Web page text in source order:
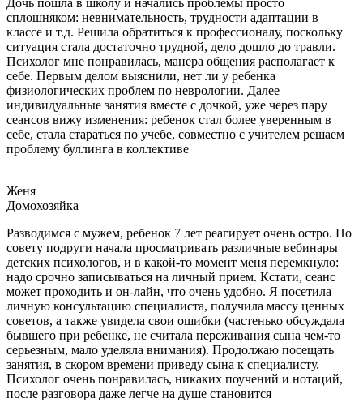
Дочь пошла в школу и начались проблемы просто
сплошняком: невнимательность, трудности адаптации в
классе и т.д. Решила обратиться к профессионалу, поскольку
ситуация стала достаточно трудной, дело дошло до травли.
Психолог мне понравилась, манера общения располагает к
себе. Первым делом выяснили, нет ли у ребенка
физиологических проблем по неврологии. Далее
индивидуальные занятия вместе с дочкой, уже через пару
сеансов вижу изменения: ребенок стал более уверенным в
себе, стала стараться по учебе, совместно с учителем решаем
проблему буллинга в коллективе
Женя
Домохозяйка
Разводимся с мужем, ребенок 7 лет реагирует очень остро. По
совету подруги начала просматривать различные вебинары
детских психологов, и в какой-то момент меня перемкнуло:
надо срочно записываться на личный прием. Кстати, сеанс
может проходить и он-лайн, что очень удобно. Я посетила
личную консультацию специалиста, получила массу ценных
советов, а также увидела свои ошибки (частенько обсуждала
бывшего при ребенке, не считала переживания сына чем-то
серьезным, мало уделяла внимания). Продолжаю посещать
занятия, в скором времени приведу сына к специалисту.
Психолог очень понравилась, никаких поучений и нотаций,
после разговора даже легче на душе становится